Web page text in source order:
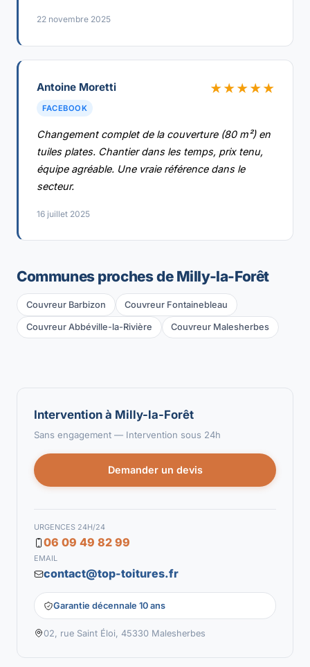
22 novembre 2025
Antoine Moretti
FACEBOOK
★★★★★
Changement complet de la couverture (80 m²) en
tuiles plates. Chantier dans les temps, prix tenu,
équipe agréable. Une vraie référence dans le
secteur.
16 juillet 2025
Communes proches de Milly-la-Forêt
Couvreur Barbizon Couvreur Fontainebleau
Couvreur Abbéville-la-Rivière Couvreur Malesherbes
Intervention à Milly-la-Forêt
Sans engagement — Intervention sous 24h
Demander un devis
URGENCES 24H/24
06 09 49 82 99
EMAIL
contact@top-toitures.fr
Garantie décennale 10 ans
02, rue Saint Éloi, 45330 Malesherbes